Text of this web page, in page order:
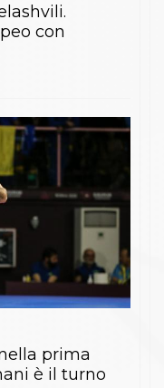
con
prima
è il turno